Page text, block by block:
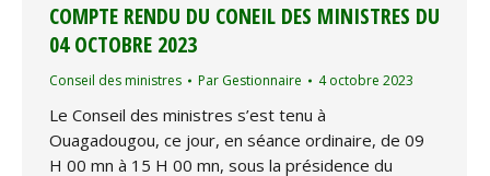
COMPTE RENDU DU CONEIL DES MINISTRES DU
04 OCTOBRE 2023
Conseil des ministres Par Gestionnaire 4 octobre 2023
Le Conseil des ministres s’est tenu à
Ouagadougou, ce jour, en séance ordinaire, de 09
H 00 mn à 15 H 00 mn, sous la présidence du